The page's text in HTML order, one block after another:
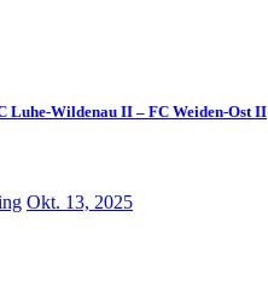
Luhe-Wildenau II – FC Weiden-Ost II
Okt. 13, 2025